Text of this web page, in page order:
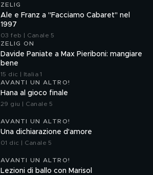
ZELIG
Ale e Franz a "Facciamo Cabaret" nel
1997
03 feb | Canale 5
ZELIG ON
Davide Paniate a Max Pieriboni: mangiare
bene
15 dic | Italia 1
AVANTI UN ALTRO!
Hana al gioco finale
29 giu | Canale 5
AVANTI UN ALTRO!
Una dichiarazione d'amore
01 dic | Canale 5
AVANTI UN ALTRO!
Lezioni di ballo con Marisol